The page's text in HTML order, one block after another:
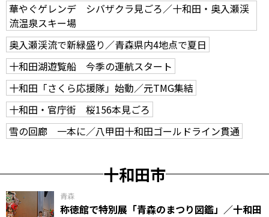
華やぐゲレンデ シバザクラ見ごろ／十和田・奥入瀬渓
流温泉スキー場
奥入瀬渓流で新緑盛り／青森県内4地点で夏日
十和田湖遊覧船 今季の運航スタート
十和田「さくら応援隊」始動／元TMG集結
十和田・官庁街 桜156本見ごろ
雪の回廊 一本に／八甲田十和田ゴールドライン貫通
十和田市
青森
称徳館で特別展「青森のまつり図鑑」／十和田